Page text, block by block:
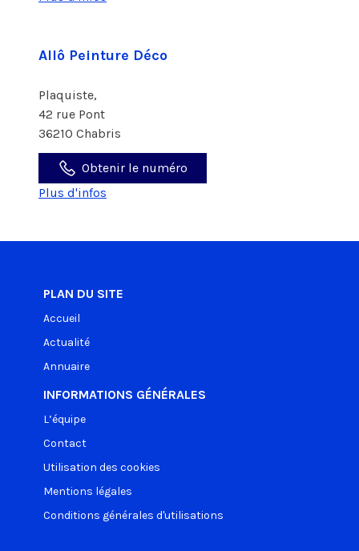
Allô Peinture Déco
Plaquiste,
42 rue Pont
36210 Chabris
Obtenir le numéro
Plus d'infos
PLAN DU SITE
Accueil
Actualité
Annuaire
INFORMATIONS GÉNÉRALES
L’équipe
Contact
Utilisation des cookies
Mentions légales
Conditions générales d'utilisations